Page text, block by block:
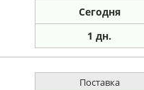
Сегодня
1 дн.
Поставка